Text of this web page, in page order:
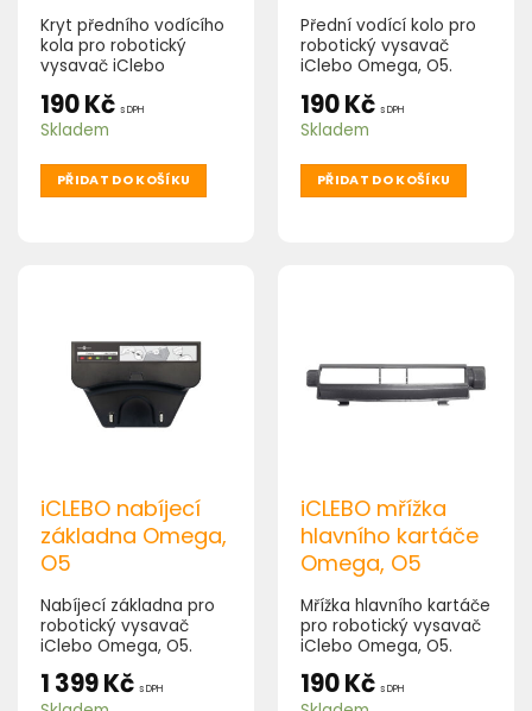
Kryt předního vodícího
kola pro robotický
vysavač iClebo
190Kč s DPH
Skladem
PŘIDAT DO KOŠÍKU
Přední vodící kolo pro
robotický vysavač
iClebo Omega, O5.
190Kč s DPH
Skladem
PŘIDAT DO KOŠÍKU
iCLEBO nabíjecí
základna Omega,
O5
Nabíjecí základna pro
robotický vysavač
iClebo Omega, O5.
1 399Kč s DPH
iCLEBO mřížka
hlavního kartáče
Omega, O5
Mřížka hlavního kartáče
pro robotický vysavač
iClebo Omega, O5.
190Kč s DPH